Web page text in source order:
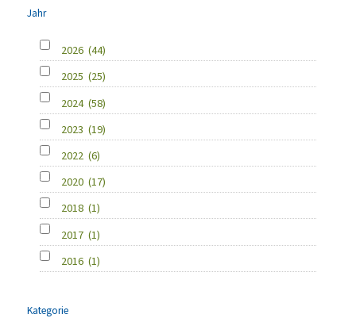
Jahr
2026 (44)
2025 (25)
2024 (58)
2023 (19)
2022 (6)
2020 (17)
2018 (1)
2017 (1)
2016 (1)
Kategorie